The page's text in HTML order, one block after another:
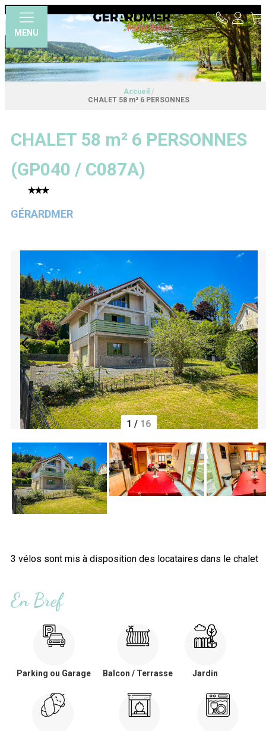
MENU
Accueil /
CHALET 58 m² 6 PERSONNES
CHALET 58 m² 6 PERSONNES
(GP040 / C087A)
GÉRARDMER
1 / 16
3 vélos sont mis à disposition des locataires dans le chalet
En Bref
Parking ou Garage Balcon / Terrasse Jardin